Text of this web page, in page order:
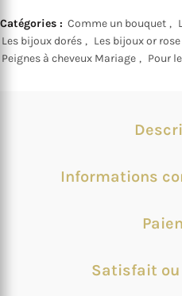
Catégories : Comme un bouquet ,
Les bijoux dorés , Les bijoux or rose
Peignes à cheveux Mariage , Pour
Informations
Satisfait